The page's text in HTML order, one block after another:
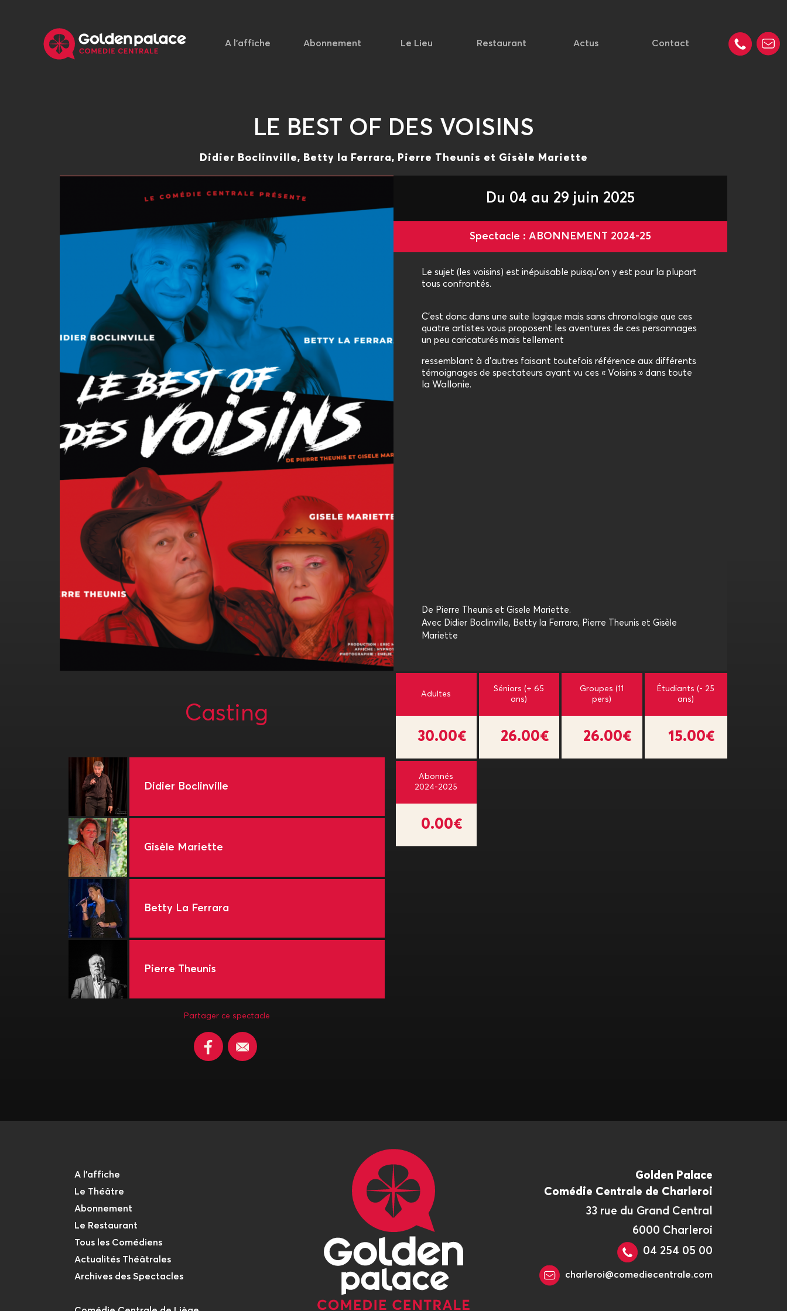
A l'affiche Abonnement Le Lieu Restaurant Actus Contact
LE BEST OF DES VOISINS
Didier Boclinville, Betty la Ferrara, Pierre Theunis et Gisèle Mariette
Du 04 au 29 juin 2025
Spectacle : ABONNEMENT 2024-25
Le sujet (les voisins) est inépuisable puisqu’on y est pour la plupart
tous confrontés.
C’est donc dans une suite logique mais sans chronologie que ces
quatre artistes vous proposent les aventures de ces personnages
un peu caricaturés mais tellement
ressemblant à d’autres faisant toutefois référence aux différents
témoignages de spectateurs ayant vu ces « Voisins » dans toute
la Wallonie.
De Pierre Theunis et Gisele Mariette.
Avec Didier Boclinville, Betty la Ferrara, Pierre Theunis et Gisèle
Mariette
Casting
Didier Boclinville
Gisèle Mariette
Betty La Ferrara
Pierre Theunis
Partager ce spectacle
Adultes
30.00€
Séniors (+ 65
ans)
26.00€
Groupes (11
pers)
26.00€
Étudiants (- 25
ans)
15.00€
Abonnés
2024-2025
0.00€
A l'affiche
Le Théâtre
Abonnement
Le Restaurant
Tous les Comédiens
Actualités Théâtrales
Archives des Spectacles
Golden Palace
Comédie Centrale de Charleroi
33 rue du Grand Central
6000 Charleroi
04 254 05 00
charleroi@comediecentrale.com